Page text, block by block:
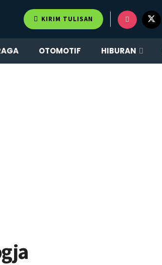
KIRIM TULISAN
OTOMOTIF HIBURAN